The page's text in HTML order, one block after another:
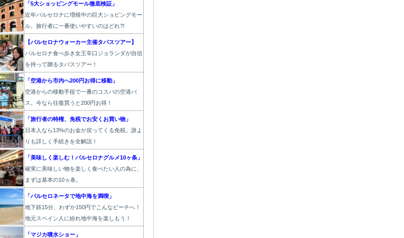
「5大ショッピングモール徹底検証」
近年バルセロナに増殖中の巨大ショピングモー
ル。旅行者に一番使いやすいのはどれ?!
【バルセロナウォーカー主催タパスツアー】
バルセロナ食べ歩き女王辛口ジョランダが自信
を持って贈るタパスツアー！
「空港から市内へ200円お得に移動」
空港からの移動手段で一番のコスパの空港バ
ス。今なら往復買うと200円お得！
「旅行者の特権、免税でお安くお買い物」
日本人なら13%のお金が戻ってくる免税。誰よ
りも詳しく手続きを全解説！
「美味しく楽しむ！バルセロナグルメ10ヶ条」
確実に美味しい物を楽しく食べたい人の為に、
まずは基本の10ヵ条。
「バルセロネータで地中海を満喫」
地下鉄15分、わずか150円でこんなビーチへ！
地元スペイン人に紛れ地中海を楽しもう！
「マジカ噴水ショー」